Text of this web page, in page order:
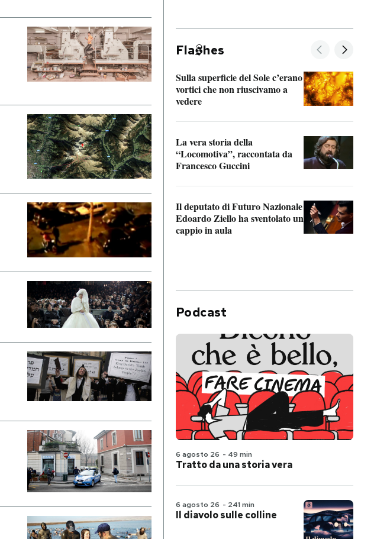
Fla hes
Sulla superficie del Sole c’erano
vortici che non riuscivamo a
vedere
La vera storia della
“Locomotiva”, raccontata da
Francesco Guccini
Il deputato di Futuro Nazionale
Edoardo Ziello ha sventolato un
cappio in aula
Podcast
6 agosto 26 - 49 min
Tratto da una storia vera
6 agosto 26 - 241 min
Il diavolo sulle colline